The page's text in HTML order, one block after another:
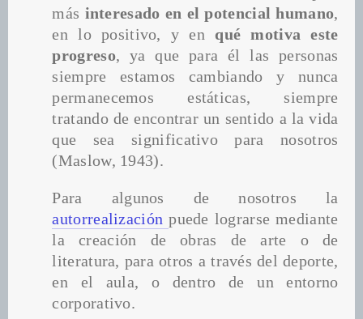
más interesado en el potencial humano,
en lo positivo, y en qué motiva este
progreso, ya que para él las personas
siempre estamos cambiando y nunca
permanecemos estáticas, siempre
tratando de encontrar un sentido a la vida
que sea significativo para nosotros
(Maslow, 1943).
autorrealización puede lograrse mediante
la creación de obras de arte o de
literatura, para otros a través del deporte,
en el aula, o dentro de un entorno
corporativo.